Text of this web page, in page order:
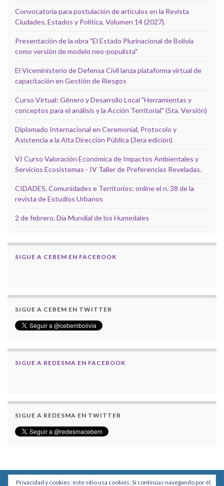
Convocatoria para postulación de artículos en la Revista
Ciudades, Estados y Política, Volumen 14 (2027).
Presentación de la obra "El Estado Plurinacional de Bolivia
como versión de modelo neo-populista"
El Viceministerio de Defensa Civil lanza plataforma virtual de
capacitación en Gestión de Riesgos
Curso Virtual: Género y Desarrollo Local "Herramientas y
conceptos para el análisis y la Acción Territorial" (5ta. Versión)
Diplomado Internacional en Ceremonial, Protocolo y
Asistencia a la Alta Dirección Pública (3era edición)
VI Curso Valoración Económica de Impactos Ambientales y
Servicios Ecosistemas - IV Taller de Preferencias Reveladas.
CIDADES, Comunidades e Territorios: online el n. 38 de la
revista de Estudios Urbanos
2 de febrero, Día Mundial de los Humedales
SIGUE A CEBEM EN FACEBOOK
SIGUE A CEBEM EN TWITTER
SIGUE A REDESMA EN FACEBOOK
SIGUE A REDESMA EN TWITTER
Privacidad y cookies: este sitio usa cookies. Si continúas navegando por él,